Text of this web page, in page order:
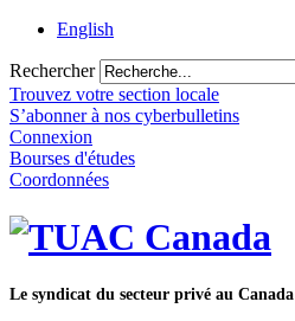
English
Rechercher
Trouvez votre section locale
S’abonner à nos cyberbulletins
Connexion
Bourses d'études
Coordonnées
Le syndicat du secteur privé au Canada